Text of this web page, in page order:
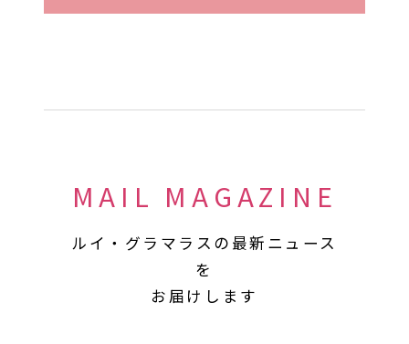
MAIL MAGAZINE
ルイ・グラマラスの最新ニュース
を
お届けします